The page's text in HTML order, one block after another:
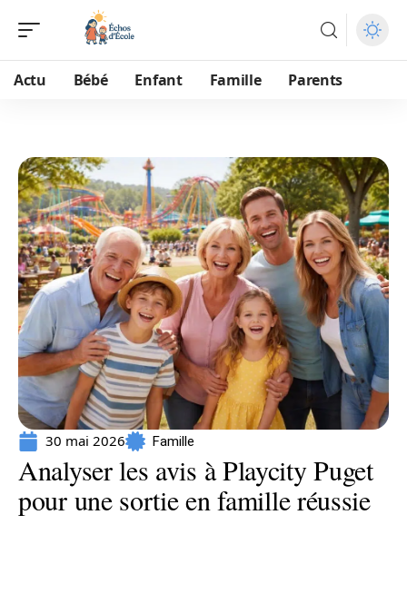
Actu Bébé Enfant Famille Parents
30 mai 2026 Famille
Analyser les avis à Playcity Puget
pour une sortie en famille réussie